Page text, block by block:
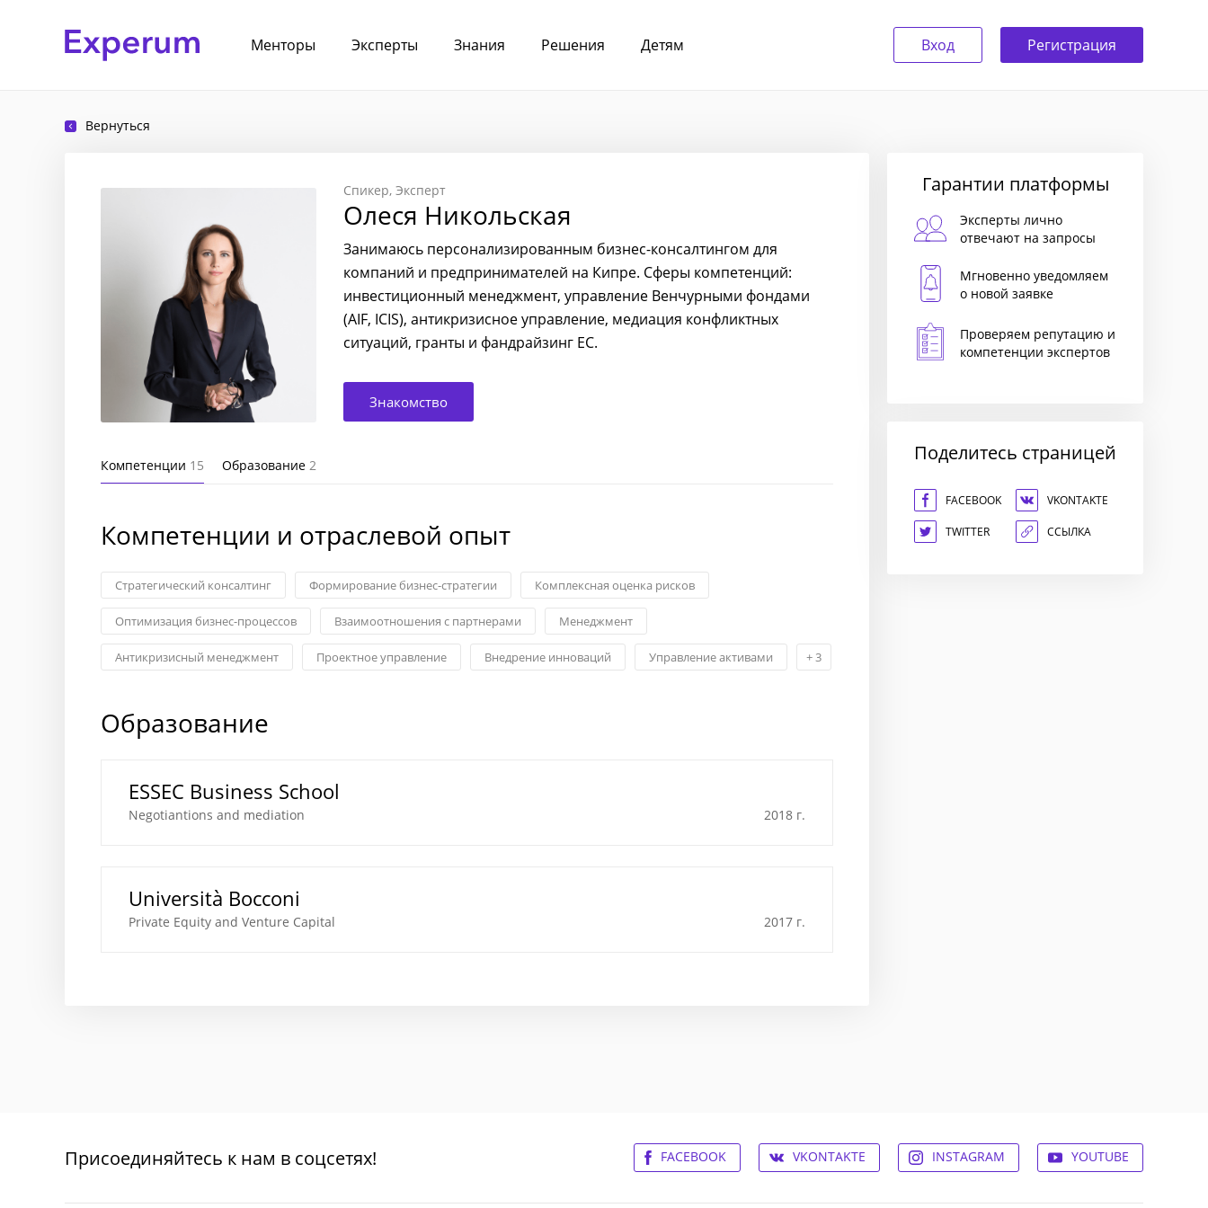
Менторы Эксперты Знания Решения Детям Вход Регистрация
Вернуться
Спикер Эксперт
Олеся Никольская
Занимаюсь персонализированным бизнес-консалтингом для
компаний и предпринимателей на Кипре. Сферы компетенций:
инвестиционный менеджмент, управление Венчурными фондами
(AIF, ICIS), антикризисное управление, медиация конфликтных
ситуаций, гранты и фандрайзинг ЕС.
Знакомство
Компетенции 15 Образование 2
Компетенции и отраслевой опыт
Стратегический консалтинг Формирование бизнес-стратегии Комплексная оценка рисков
Оптимизация бизнес-процессов Взаимоотношения с партнерами Менеджмент
Антикризисный менеджмент Проектное управление Внедрение инноваций Управление активами +3
Образование
ESSEC Business School
Negotiantions and mediation 2018 г.
Università Bocconi
Private Equity and Venture Capital 2017 г.
Гарантии платформы
Эксперты лично
отвечают на запросы
Мгновенно уведомляем
о новой заявке
Проверяем репутацию и
компетенции экспертов
Поделитесь страницей
FACEBOOK VKONTAKTE
TWITTER ССЫЛКА
Присоединяйтесь к нам в соцсетях! FACEBOOK VKONTAKTE INSTAGRAM YOUTUBE